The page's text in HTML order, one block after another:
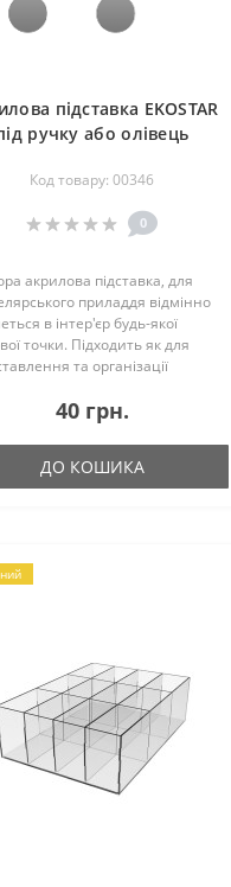
підставка EKOSTAR
ручку або олівець
Код товару: 00346
0
акрилова підставка, для
приладдя відмінно
в інтер'єр будь-якої
точки. Підходить як для
та організації
простору робочого місця
40 грн.
ДО КОШИКА